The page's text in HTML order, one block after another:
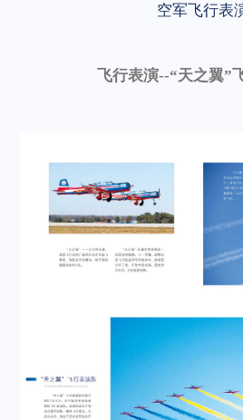
空军飞行表
飞行表演--“天之翼”